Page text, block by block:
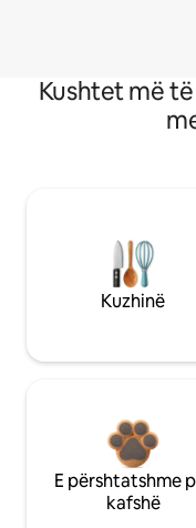
Kushtet më
Kuzhinë
E përshtatshme
kafshë